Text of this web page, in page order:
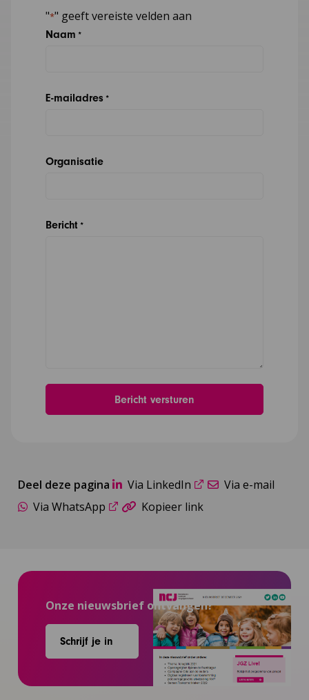
"*" geeft vereiste velden aan
Naam *
E-mailadres *
Organisatie
Bericht *
Deel deze pagina Via LinkedIn
Via e-mail
Via WhatsApp
Kopieer link
Onze nieuwsbrief ontvangen?
Schrijf je in